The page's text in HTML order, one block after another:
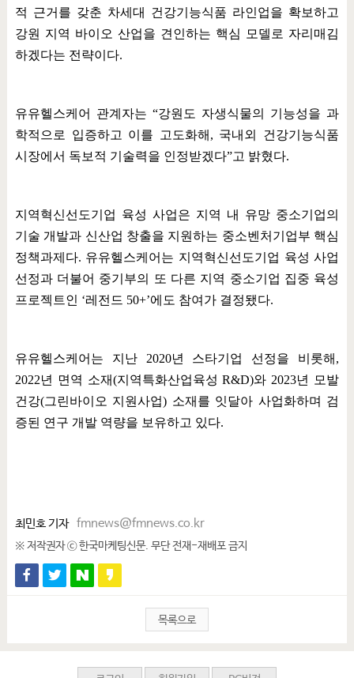
적 근거를 갖춘 차세대 건강기능식품 라인업을 확보하고
강원 지역 바이오 산업을 견인하는 핵심 모델로 자리매김
하겠다는 전략이다.
유유헬스케어 관계자는 “강원도 자생식물의 기능성을 과
학적으로 입증하고 이를 고도화해 , 국내외 건강기능식품
시장에서 독보적 기술력을 인정받겠다”고 밝혔다.
지역혁신선도기업 육성 사업은 지역 내 유망 중소기업의
기술 개발과 신산업 창출을 지원하는 중소벤처기업부 핵심
정책과제다. 유유헬스케어는 지역혁신선도기업 육성 사업
선정과 더불어 중기부의 또 다른 지역 중소기업 집중 육성
프로젝트인 ‘레전드 50+’에도 참여가 결정됐다.
유유헬스케어는 지난 2020년 스타기업 선정을 비롯해 ,
2022년 면역 소재(지역특화산업육성R&D)와 2023년 모발
건강(그린바이오 지원사업) 소재를 잇달아 사업화하며 검
증된 연구 개발 역량을 보유하고 있다.
최민호 기자 fmnews@fmnews.co.kr
※ 저작권자 ⓒ 한국마케팅신문. 무단 전재-재배포 금지
목록으로